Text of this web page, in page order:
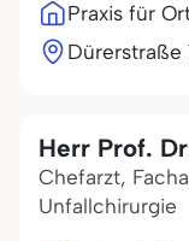
Praxis für
Dürerstraße
Herr Prof.
Chefarzt,
Unfallchirurgie